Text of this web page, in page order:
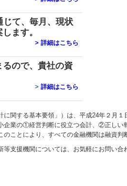
て、毎月、現状
ます。
> 詳細はこちら
ので、貴社の資
> 詳細はこちら
関する基本要領」）は、平成24年２月
企業の①経営判断に役立つ会計、②正し
ことにより、すべての金融機関は融資
支援機関については、お気軽にお問い合